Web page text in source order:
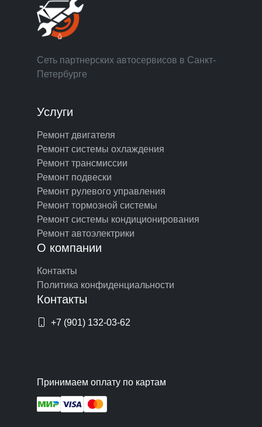
Сеть партнерских автосервисов в Санкт-
Петербурге
Услуги
Ремонт двигателя
Ремонт системы охлаждения
Ремонт трансмиссии
Ремонт подвески
Ремонт рулевого управления
Ремонт тормозной системы
Ремонт системы кондиционирования
Ремонт автоэлектрики
О компании
Контакты
Политика конфиденциальности
Контакты
+7 (901) 132-03-62
Принимаем оплату по картам